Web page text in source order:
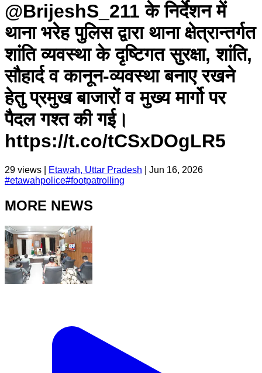
@BrijeshS_211 के निर्देशन में
थाना भरेह पुलिस द्वारा थाना क्षेत्रान्तर्गत
शांति व्यवस्था के दृष्टिगत सुरक्षा, शांति,
सौहार्द व कानून-व्यवस्था बनाए रखने
हेतु प्रमुख बाजारों व मुख्य मार्गो पर
पैदल गश्त की गई।
https://t.co/tCSxDOgLR5
29 views | Etawah, Uttar Pradesh
Jun 16, 2026
#etawahpolice#footpatrolling
MORE NEWS